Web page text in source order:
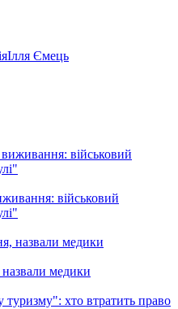
Ілля Ємець
військовий
медики